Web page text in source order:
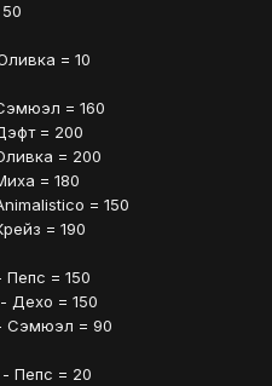
= 10
= 160
= 200
= 200
= 180
= 150
= 190
= 150
Дехо = 150
Сэмюэл = 90
Пепс = 20